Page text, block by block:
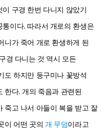
구경 한번 다니지 않았기
이다. 따라서 개로의 환생은
니가 죽어 개로 환생하게 된
경 다니는 것 역시 모든
도 하지만 둥구미나 꽃방석
한다. 개의 죽음과 관련된
죽고 나서 아들이 복을 받고 잘
이 어떤 곳의 개 무덤이라고